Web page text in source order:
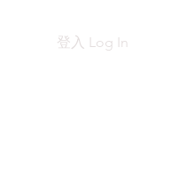
登入 Log In